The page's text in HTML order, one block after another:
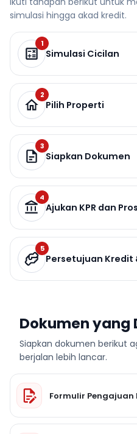
simulasi hingga akad kredit.
1
Simulasi Cicilan
2
Pilih Properti
3
Siapkan Dokumen
4
Ajukan KPR dan
5
Persetujuan Kredit
Dokumen yang
Siapkan dokumen berikut
berjalan lebih lancar.
Formulir Pengajuan